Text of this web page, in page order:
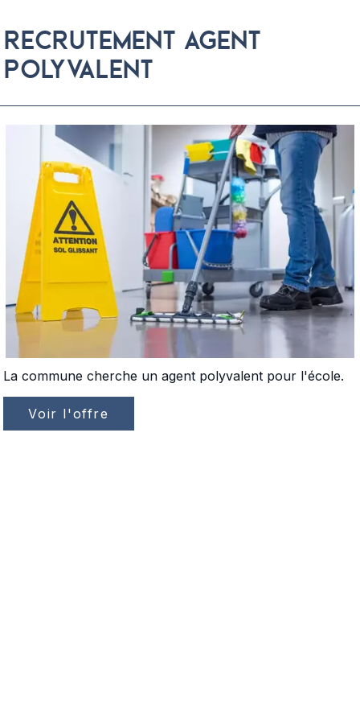
RECRUTEMENT AGENT
POLYVALENT
La commune cherche un agent polyvalent pour l'école.
Voir l'offre